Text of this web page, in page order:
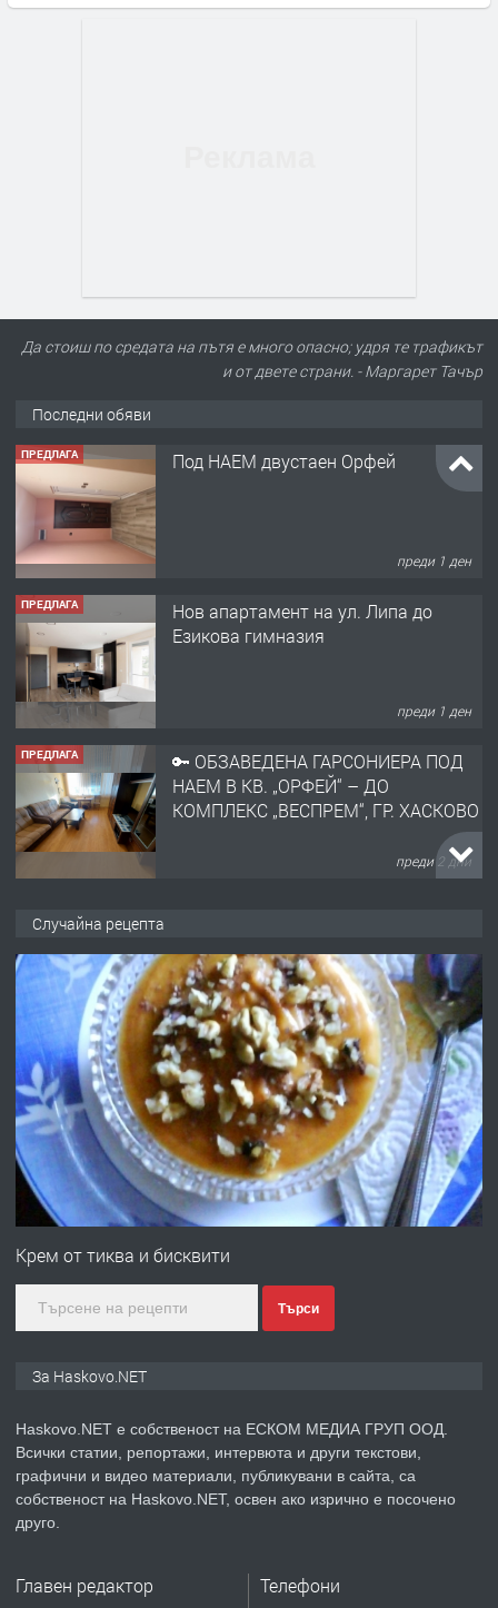
Да стоиш по средата на пътя е много опасно; удря те трафикът
и от двете страни. - Маргарет Тачър
Последни обяви
ПРЕДЛАГА Под НАЕМ двустаен Орфей
преди 1 ден
ПРЕДЛАГА
Нов апартамент на ул. Липа до
Езикова гимназия
преди 1 ден
ПРЕДЛАГА
🔑 ОБЗАВЕДЕНА ГАРСОНИЕРА ПОД
НАЕМ В КВ. „ОРФЕЙ“ – ДО
КОМПЛЕКС „ВЕСПРЕМ“, ГР. ХАСКОВО
преди 2 дни
АПАРТАМЕНТ В ЦЕНТЪРА НА ГР.
ХАСКОВО
преди 3 дни
ПРЕДЛАГА Давам гараж под наем
преди 3 дни
ПРЕДЛАГА
№4120 Магазин/Офис под наем в кв.
градската градина!
преди 4 дни
ПРЕДЛАГА
Продавам парцел в гр. Хасково кв.
Случайна рецепта
Крем от тиква и бисквити
Търси
За Haskovo.NET
Haskovo.NET е собственост на ЕСКОМ МЕДИА ГРУП ООД.
Всички статии, репортажи, интервюта и други текстови,
графични и видео материали, публикувани в сайта, са
собственост на Haskovo.NET, освен ако изрично е посочено
друго.
Главен редактор Телефони